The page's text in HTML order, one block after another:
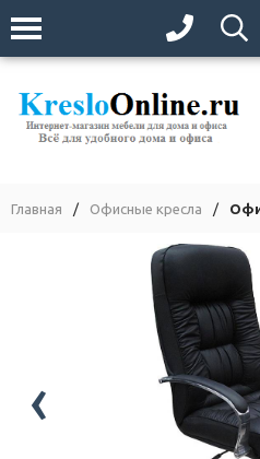
Главная / Офисные кресла /
‹